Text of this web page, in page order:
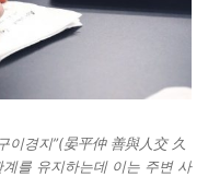
이경지”(晏平仲 善與人交 久
를 유지하는데 이는 주변 사